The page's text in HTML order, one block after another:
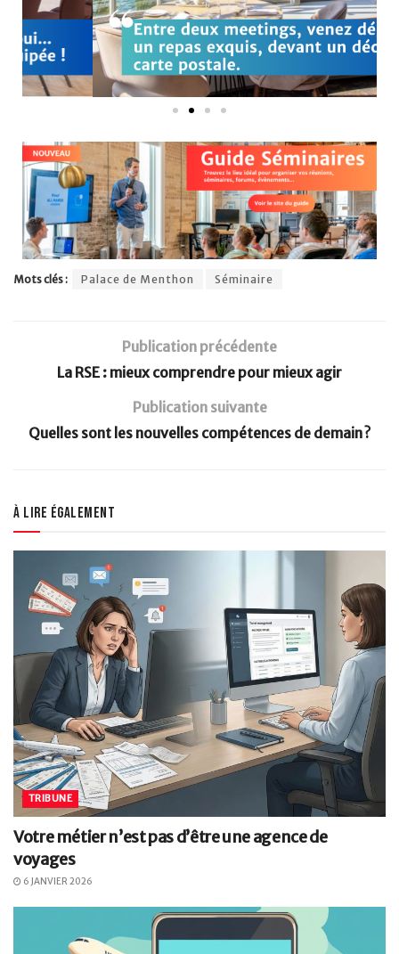
Mots clés : Palace de Menthon Séminaire
Publication précédente
La RSE : mieux comprendre pour mieux agir
Publication suivante
Quelles sont les nouvelles compétences de demain ?
À lire également
TRIBUNE
Votre métier n’est pas d’être une agence de
voyages
6 JANVIER 2026